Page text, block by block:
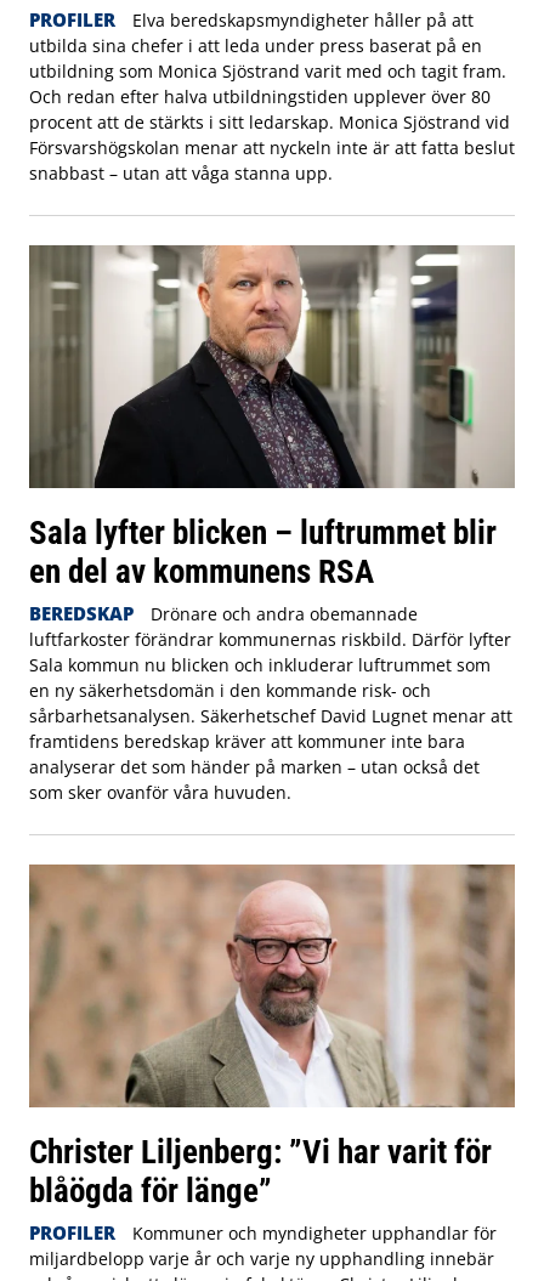
PROFILER
Elva beredskapsmyndigheter håller på att
utbilda sina chefer i att leda under press baserat på en
utbildning som Monica Sjöstrand varit med och tagit fram.
Och redan efter halva utbildningstiden upplever över 80
procent att de stärkts i sitt ledarskap. Monica Sjöstrand vid
Försvarshögskolan menar att nyckeln inte är att fatta beslut
snabbast – utan att våga stanna upp.
Sala lyfter blicken – luftrummet blir
en del av kommunens RSA
BEREDSKAP
Drönare och andra obemannade
luftfarkoster förändrar kommunernas riskbild. Därför lyfter
Sala kommun nu blicken och inkluderar luftrummet som
en ny säkerhetsdomän i den kommande risk- och
sårbarhetsanalysen. Säkerhetschef David Lugnet menar att
framtidens beredskap kräver att kommuner inte bara
analyserar det som händer på marken – utan också det
som sker ovanför våra huvuden.
Christer Liljenberg: ”Vi har varit för
blåögda för länge”
PROFILER
Kommuner och myndigheter upphandlar för
miljardbelopp varje år och varje ny upphandling innebär